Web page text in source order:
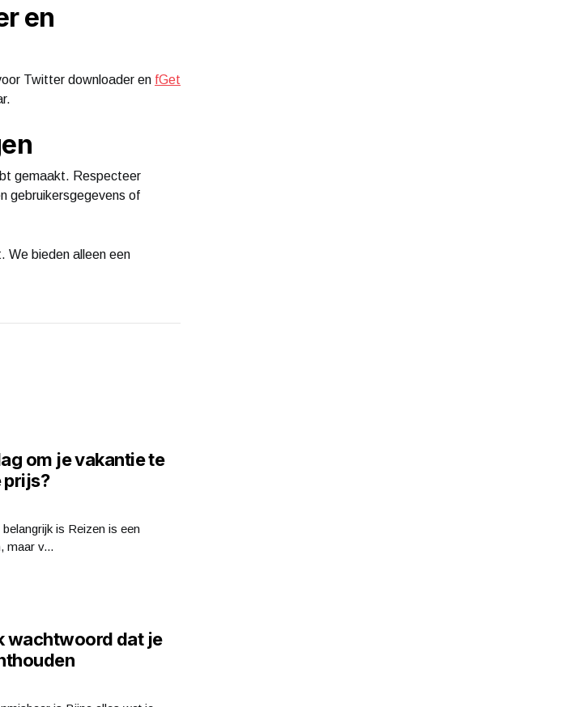
en
Twitter downloader en fGet
gemaakt. Respecteer
gebruikersgegevens of
We bieden alleen een
om je vakantie te
prijs?
is Reizen is een
maar v...
wachtwoord dat je